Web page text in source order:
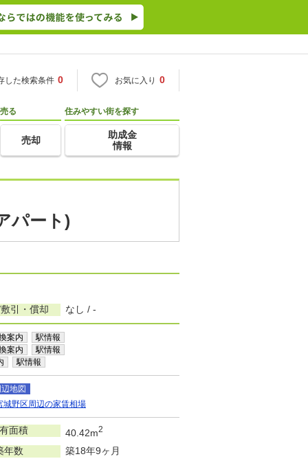
した検索条件 0 お気に入り 0
売る
売却
住みやすい街を探す
助成金
情報
パート)
引・償却 なし / -
案内 駅情報
案内 駅情報
駅情報
辺地図
城野区周辺の家賃相場
面積 40.42m2
年数 築18年9ヶ月